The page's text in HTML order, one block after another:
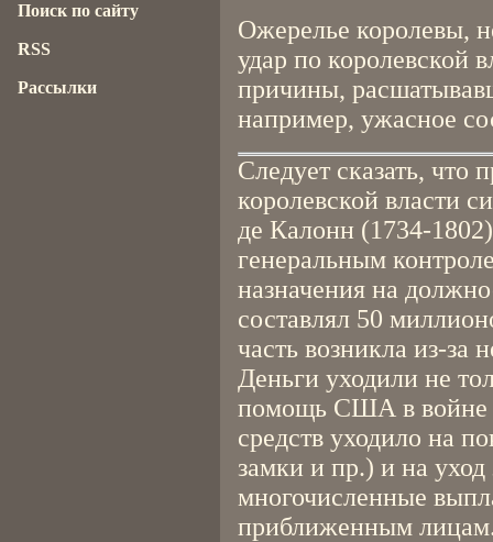
Ожерелье королевы,
удар по королевской
причины,
например, ужасное
Следует сказать, что
королевской власти
де Калонн (1734-
генеральным
назначения на
составлял 50
часть возникла из-за
Деньги уходили не
помощь США в войне
средств уходило на
замки и пр.) и на уход
многочисленные
приближенным
Поиск по сайту
RSS
Рассылки